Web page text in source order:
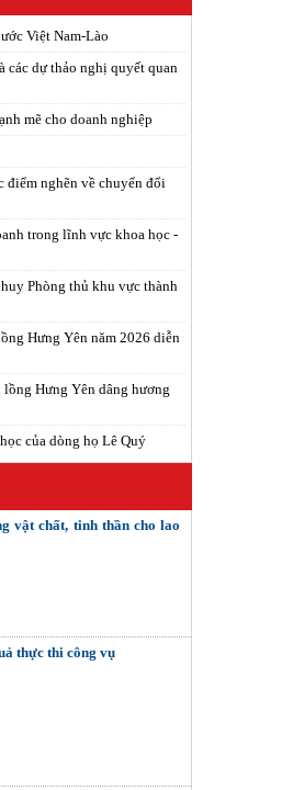
Việt Nam-Lào
các dự thảo nghị quyết quan
mẽ cho doanh nghiệp
điểm nghẽn về chuyển đổi
trong lĩnh vực khoa học -
Phòng thủ khu vực thành
Hưng Yên năm 2026 diễn
Hưng Yên dâng hương
của dòng họ Lê Quý
vật chất, tinh thần cho lao
thực thi công vụ